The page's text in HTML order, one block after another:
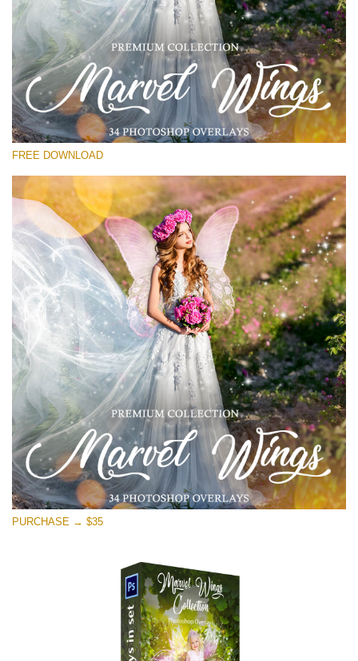
Proszę wybrać
Free Wings Overlay #11
Small 800*533px
Marvel Wings
(34 Overlays)
Fairy Tale (344 Overlays)
Large 6000*4000px
Entire Collection
(1783 Overlays)
Large 6000*4000px
Darmowe Pobieranie
FREE DOWNLOAD
PURCHASE → $35